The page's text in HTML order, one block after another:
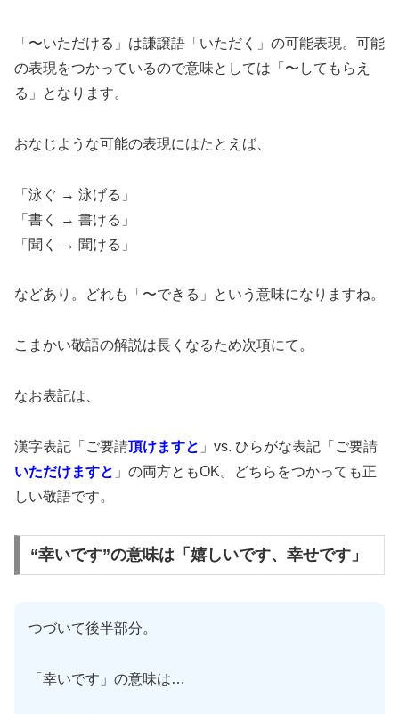
「〜いただける」は謙譲語「いただく」の可能表現。可能
の表現をつかっているので意味としては「〜してもらえ
る」となります。
おなじような可能の表現にはたとえば、
「泳ぐ → 泳げる」
「書く → 書ける」
「聞く → 聞ける」
などあり。どれも「〜できる」という意味になりますね。
こまかい敬語の解説は長くなるため次項にて。
なお表記は、
漢字表記「ご要請頂けますと 」vs. ひらがな表記「ご要請
いただけますと 」の両方ともOK。どちらをつかっても正
しい敬語です。
“幸いです”の意味は「嬉しいです、幸せです」
つづいて後半部分。
「幸いです」の意味は…